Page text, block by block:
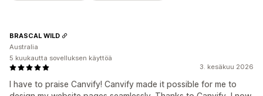
3. kesäkuu 2026
I have to praise Canvify! Canvify made it possible for me to
BRASCAL WILD
Australia
5 kuukautta sovelluksen käyttöä